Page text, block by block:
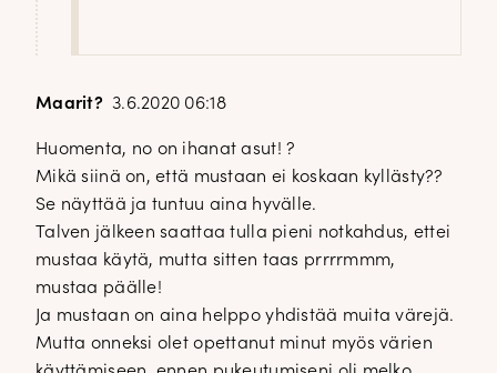
Maarit? 3.6.2020 06:18
Huomenta, no on ihanat asut! ?
Mikä siinä on, että mustaan ei koskaan kyllästy??
Se näyttää ja tuntuu aina hyvälle.
Talven jälkeen saattaa tulla pieni notkahdus, ettei
mustaa käytä, mutta sitten taas prrrrmmm,
mustaa päälle!
Ja mustaan on aina helppo yhdistää muita värejä.
Mutta onneksi olet opettanut minut myös värien